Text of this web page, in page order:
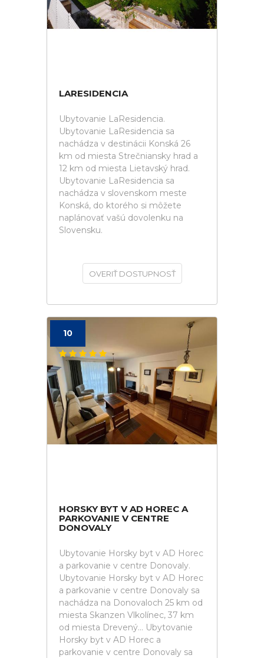
LARESIDENCIA
Ubytovanie LaResidencia.
Ubytovanie LaResidencia sa
nachádza v destinácii Konská 26
km od miesta Strečniansky hrad a
12 km od miesta Lietavský hrad.
Ubytovanie LaResidencia sa
nachádza v slovenskom meste
Konská, do ktorého si môžete
naplánovať vašú dovolenku na
Slovensku.
OVERIŤ DOSTUPNOSŤ
10
HORSKY BYT V AD HOREC A
PARKOVANIE V CENTRE
DONOVALY
Ubytovanie Horsky byt v AD Horec
a parkovanie v centre Donovaly.
Ubytovanie Horsky byt v AD Horec
a parkovanie v centre Donovaly sa
nachádza na Donovaloch 25 km od
miesta Skanzen Vlkolínec, 37 km
od miesta Drevený... Ubytovanie
Horsky byt v AD Horec a
parkovanie v centre Donovaly sa